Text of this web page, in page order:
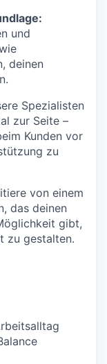
und
deinen
Spezialisten
zur Seite –
Kunden vor
zu
von einem
das deinen
gibt,
zu gestalten.